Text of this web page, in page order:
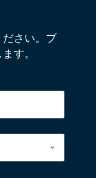
ださい。ブ
す。